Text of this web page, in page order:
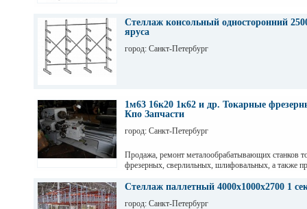
Стеллаж консольный односторонний
яруса
город: Санкт-Петербург
1м63 16к20 1к62 и др. Токарные
Кпо Запчасти
город: Санкт-Петербург
Продажа, ремонт металообрабатывающих станков
фрезерных, сверлильных, шлифовальных, а также
оборудования. Торг. Выбор. Пусконаладка. Санкт-
Стеллаж паллетный 4000х1000х2700 1
город: Санкт-Петербург